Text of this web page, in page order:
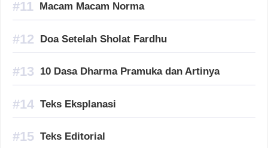
Macam Macam Norma
Doa Setelah Sholat Fardhu
10 Dasa Dharma Pramuka dan Artinya
Teks Eksplanasi
Teks Editorial